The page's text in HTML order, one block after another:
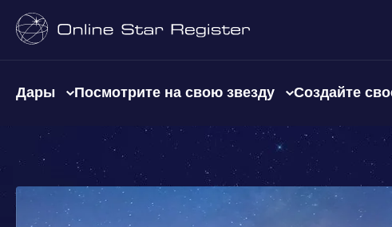
Дары Посмотрите на свою звезду Создайте